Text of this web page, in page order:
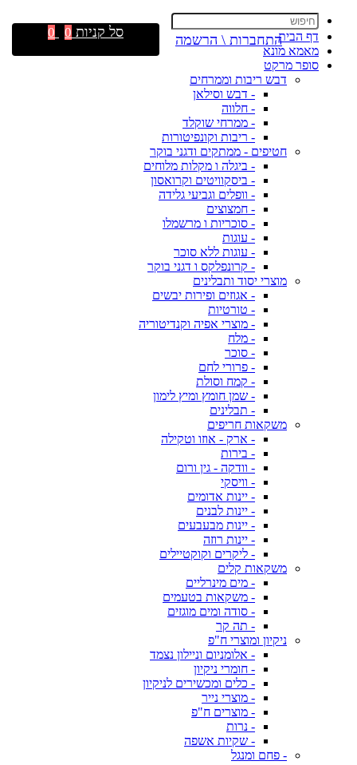
דף הבית
מאמא מונא
סופר מרקט
דבש ריבות וממרחים
- דבש וסילאן
- חלווה
- ממרחי שוקלד
- ריבות וקונפיטורות
חטיפים - ממתקים ודגני בוקר
- ביגלה ו מקלות מלוחים
- ביסקוויטים וקרואסון
- וופלים וגביעי גלידה
- חמצוצים
- סוכריות ו מרשמלו
- עוגות
- עוגות ללא סוכר
- קרונפלקס ו דגני בוקר
מוצרי יסוד ותבלינים
- אגוזים ופירות יבשים
- טורטיות
- מוצרי אפיה וקנדיטוריה
- מלח
- סוכר
- פרורי לחם
- קמח וסולת
- שמן חומץ ומיץ לימון
- תבלינים
משקאות חריפים
- ארק - אוזו וטקילה
- בירות
- וודקה - גין ורום
- וויסקי
- יינות אדומים
- יינות לבנים
- יינות מבעבעים
- יינות רוזה
- ליקרים וקוקטיילים
משקאות קלים
- מים מינרליים
- משקאות בטעמים
- סודה ומים מוגזים
- תה קר
ניקיון ומוצרי ח"פ
- אלומניום וניילון נצמד
- חומרי ניקיון
- כלים ומכשירים לניקיון
- מוצרי נייר
- מוצרים ח"פ
- נרות
- שקיות אשפה
- פחם ומנגל
התחברות \ הרשמה סל קניות 0
0